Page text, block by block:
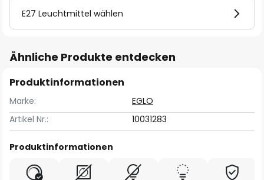
E27 Leuchtmittel wählen
Ähnliche Produkte entdecken
Produktinformationen
Marke:
EGLO
Artikel Nr.:
10031283
Produktinformationen